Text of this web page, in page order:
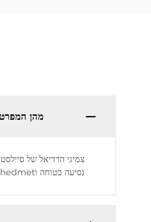
מהן
צמיגי הרדיאל של
נסיעה בטוחה וnehedmet.